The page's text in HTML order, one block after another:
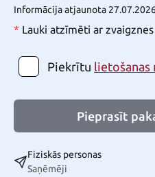
Informācija atjaunota
* Lauki atzīmēti ar
Piekrītu
Pieprasīt
Fiziskās personas
Saņēmēji